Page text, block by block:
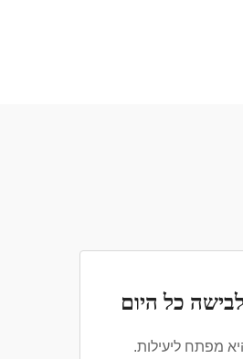
כל היום
מפתח ליעילות.